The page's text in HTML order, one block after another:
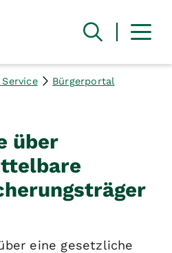
Bürgerportal
über
eine gesetzliche